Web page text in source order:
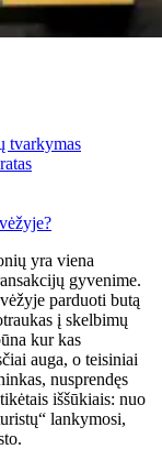
tvarkymas
yra viena
gyvenime.
parduoti butą
į skelbimų
kur kas
auga, o teisiniai
nusprendęs
iššūkiais: nuo
lankymosi,